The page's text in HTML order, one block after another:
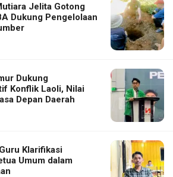
Jelita Gotong
Dukung Pengelolaan
Dukung
Konflik Laoli, Nilai
Depan Daerah
Klarifikasi
Umum dalam